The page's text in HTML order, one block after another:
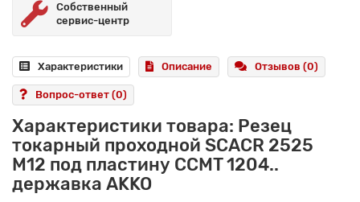
Собственный
сервис-центр
Характеристики Описание Отзывов (0)
Вопрос-ответ (0)
Характеристики товара: Резец
токарный проходной SCACR 2525
M12 под пластину CCMT 1204..
державка AKKO